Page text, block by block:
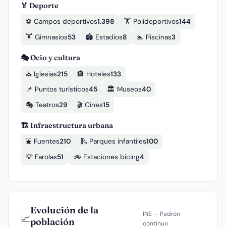
🏅 Deporte
⚽ Campos deportivos1.398 🏋️ Polideportivos144
🏋️ Gimnasios53 🏟️ Estadios8 🏊 Piscinas3
🎭 Ocio y cultura
⛪ Iglesias215 🏨 Hoteles133
📌 Puntos turísticos45 🏛️ Museos40
🎭 Teatros29 🎬 Cines15
🏗️ Infraestructura urbana
⛲ Fuentes210 🛝 Parques infantiles100
💡 Farolas51 🚲 Estaciones bicing4
📈
Evolución de la
población
INE — Padrón
continuo